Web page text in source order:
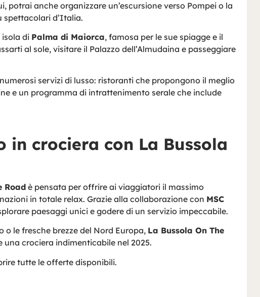
potrai anche organizzare un’escursione verso Pompei o la
spettacolari d’Italia.
di Palma di Maiorca, famosa per le sue spiagge e il
al sole, visitare il Palazzo dell’Almudaina e passeggiare
servizi di lusso: ristoranti che propongono il meglio
e un programma di intrattenimento serale che include
in crociera con La Bussola
Road è pensata per offrire ai viaggiatori il massimo
in totale relax. Grazie alla collaborazione con MSC
paesaggi unici e godere di un servizio impeccabile.
le fresche brezze del Nord Europa, La Bussola On The
crociera indimenticabile nel 2025.
tutte le offerte disponibili.